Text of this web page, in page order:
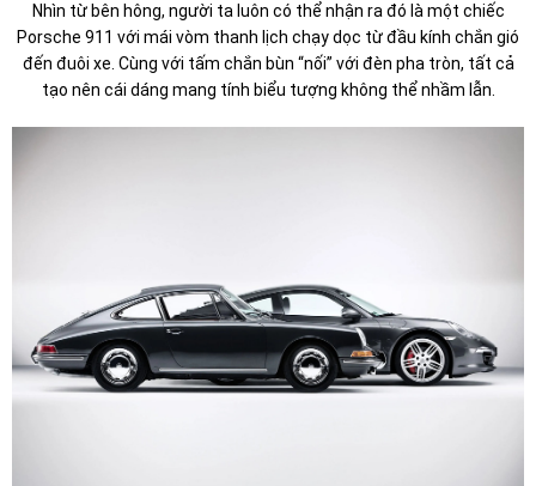
Nhìn từ bên hông, người ta luôn có thể nhận ra đó là một chiếc
Porsche 911 với mái vòm thanh lịch chạy dọc từ đầu kính chắn gió
đến đuôi xe. Cùng với tấm chắn bùn “nối” với đèn pha tròn, tất cả
tạo nên cái dáng mang tính biểu tượng không thể nhầm lẫn.